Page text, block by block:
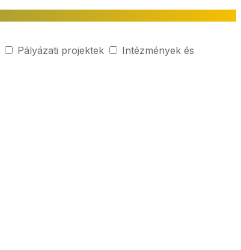
Pályázati projektek
Intézmények és